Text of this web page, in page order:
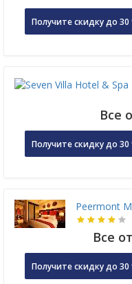
Получите скидку до 30
Все
Получите скидку до 30
Peermont
Все
Получите скидку до 30